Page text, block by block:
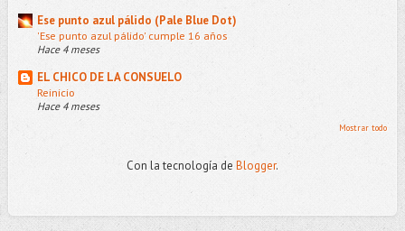
Ese punto azul pálido (Pale Blue Dot)
'Ese punto azul pálido' cumple 16 años
Hace 4 meses
EL CHICO DE LA CONSUELO
Reinicio
Hace 4 meses
Mostrar todo
Con la tecnología de Blogger.